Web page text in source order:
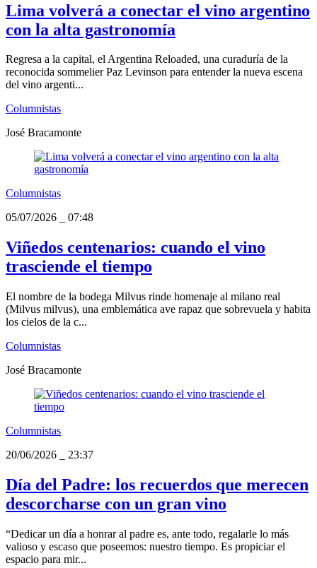
Lima volverá a conectar el vino argentino
con la alta gastronomía
Regresa a la capital, el Argentina Reloaded, una curaduría de la
reconocida sommelier Paz Levinson para entender la nueva escena
del vino argenti...
Columnistas
José Bracamonte
Columnistas
05/07/2026
07:48
Viñedos centenarios: cuando el vino
trasciende el tiempo
El nombre de la bodega Milvus rinde homenaje al milano real
(Milvus milvus), una emblemática ave rapaz que sobrevuela y habita
los cielos de la c...
Columnistas
José Bracamonte
Columnistas
20/06/2026
23:37
Día del Padre: los recuerdos que merecen
descorcharse con un gran vino
“Dedicar un día a honrar al padre es, ante todo, regalarle lo más
valioso y escaso que poseemos: nuestro tiempo. Es propiciar el
espacio para mir...